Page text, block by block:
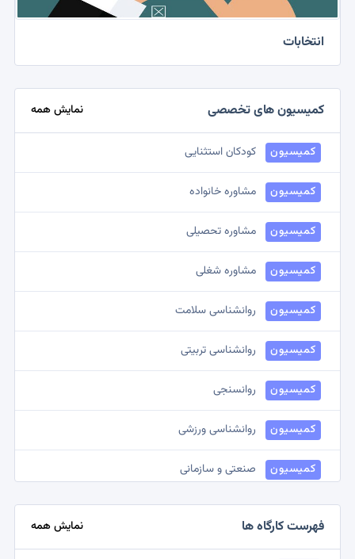
انتخابات
کمیسیون های تخصصی نمایش همه
کمیسیون کودکان استثنایی
کمیسیون مشاوره خانواده
کمیسیون مشاوره تحصیلی
کمیسیون مشاوره شغلی
کمیسیون روانشناسی سلامت
کمیسیون روانشناسی تربیتی
کمیسیون روانسنجی
کمیسیون روانشناسی ورزشی
کمیسیون صنعتی و سازمانی
کمیسیون مشاوره ازدواج
کمیسیون روانشناسی بالینی کودک
فهرست کارگاه ها نمایش همه